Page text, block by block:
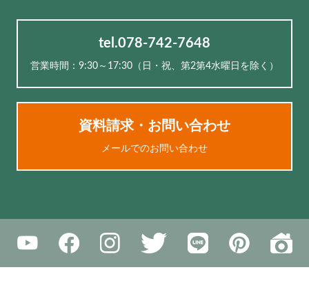
tel.078-742-7648
営業時間：9:30～17:30（⽇・祝、第2第4水曜日を除く）
資料請求・お問い合わせ
メールでのお問い合わせ